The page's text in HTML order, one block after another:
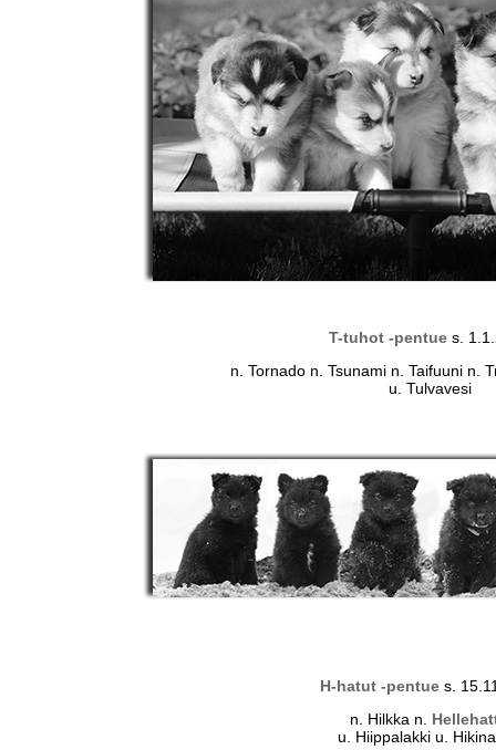
T-tuhot -pentue s.
n. Tornado n. Tsunami n. Taifuuni n.
u. Tulvavesi
H-hatut -pentue s.
n. Hilkka n.
u. Hiippalakki u.